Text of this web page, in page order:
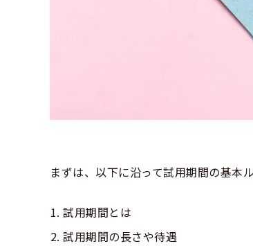
まずは、以下に沿って試用期間の基本
試用期間とは
試用期間の長さや待遇